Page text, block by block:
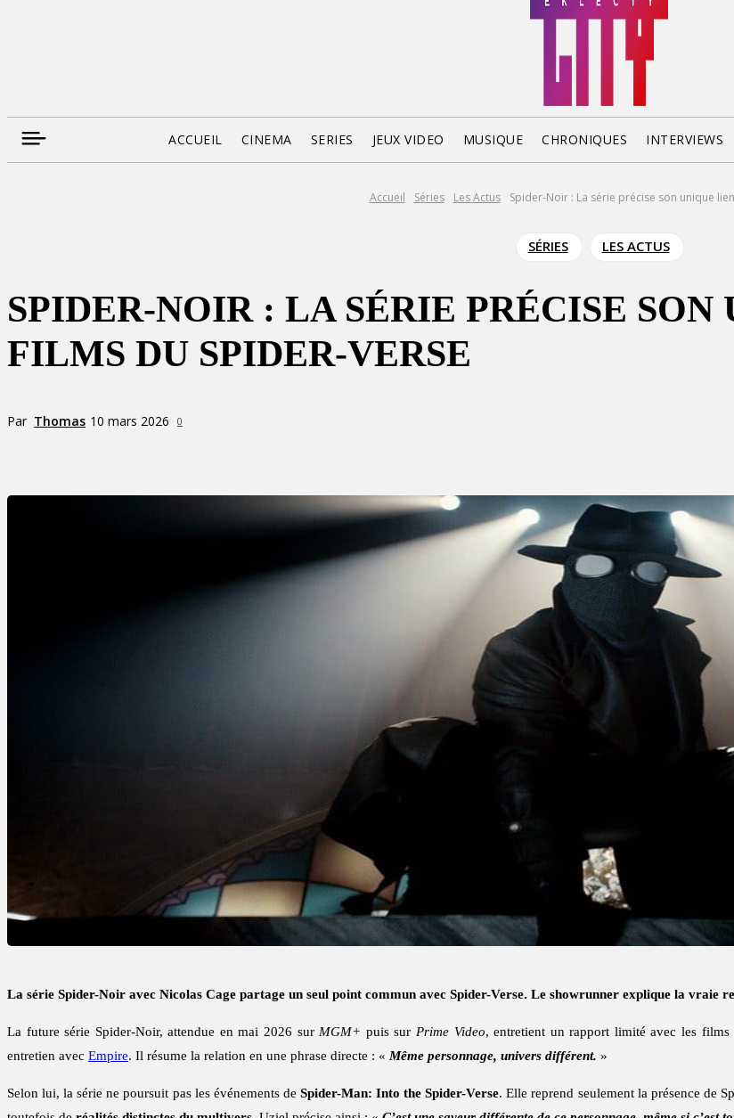
ACCUEIL CINEMA SERIES JEUX VIDEO MUSIQUE CHRONIQUES INTERVIEWS
Accueil Séries Les Actus Spider-Noir : La série précise son unique
SÉRIES LES ACTUS
SPIDER-NOIR : LA SÉRIE PRÉCISE
FILMS DU SPIDER-VERSE
Par Thomas 10 mars 2026 0
La série Spider-Noir avec Nicolas Cage partage un seul point commun avec Spider-Verse. Le showrunner explique la vraie
La future série Spider-Noir, attendue en mai 2026 sur MGM+ puis sur Prime Video, entretient un rapport limité avec les films
entretien avec Empire. Il résume la relation en une phrase directe : « Même personnage, univers différent. »
Selon lui, la série ne poursuit pas les événements de Spider-Man: Into the Spider-Verse. Elle reprend seulement la présence de